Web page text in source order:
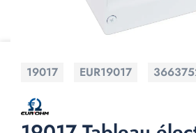
19017 EUR19017